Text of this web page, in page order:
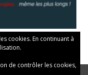
cookies. En continuant à
de contrôler les cookies,